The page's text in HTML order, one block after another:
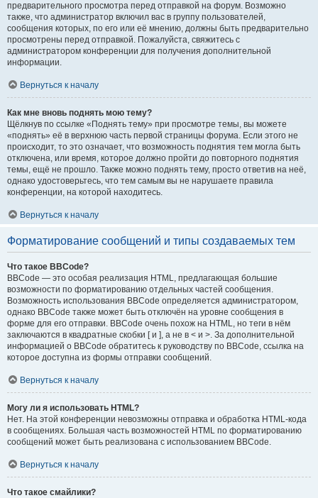
предварительного просмотра перед отправкой на форум. Возможно
также, что администратор включил вас в группу пользователей,
сообщения которых, по его или её мнению, должны быть предварительно
просмотрены перед отправкой. Пожалуйста, свяжитесь с
администратором конференции для получения дополнительной
информации.
Вернуться к началу
Как мне вновь поднять мою тему?
Щёлкнув по ссылке «Поднять тему» при просмотре темы, вы можете
«поднять» её в верхнюю часть первой страницы форума. Если этого не
происходит, то это означает, что возможность поднятия тем могла быть
отключена, или время, которое должно пройти до повторного поднятия
темы, ещё не прошло. Также можно поднять тему, просто ответив на неё,
однако удостоверьтесь, что тем самым вы не нарушаете правила
конференции, на которой находитесь.
Вернуться к началу
Форматирование сообщений и типы создаваемых тем
Что такое BBCode?
BBCode — это особая реализация HTML, предлагающая большие
возможности по форматированию отдельных частей сообщения.
Возможность использования BBCode определяется администратором,
однако BBCode также может быть отключён на уровне сообщения в
форме для его отправки. BBCode очень похож на HTML, но теги в нём
заключаются в квадратные скобки [ и ], а не в < и >. За дополнительной
информацией о BBCode обратитесь к руководству по BBCode, ссылка на
которое доступна из формы отправки сообщений.
Вернуться к началу
Могу ли я использовать HTML?
Нет. На этой конференции невозможны отправка и обработка HTML-кода
в сообщениях. Большая часть возможностей HTML по форматированию
сообщений может быть реализована с использованием BBCode.
Вернуться к началу
Что такое смайлики?